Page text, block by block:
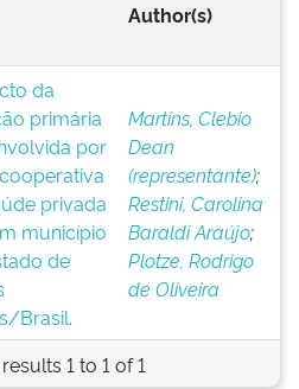
Author(s)
da
primária
por
privada
município
de
Brasil.
Martins, Clebio
Dean
(representante);
Restini, Carolina
Baraldi Araújo;
Plotze, Rodrigo
de Oliveira
1 to 1 of 1